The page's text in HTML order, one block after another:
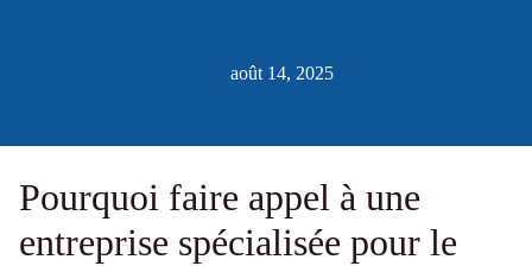
août 14, 2025
Pourquoi faire appel à une
entreprise spécialisée pour le